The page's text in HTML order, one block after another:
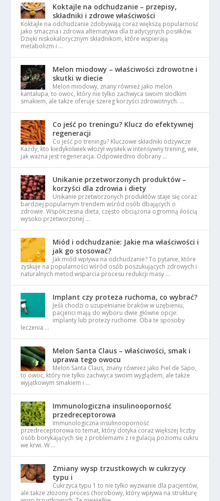
Koktajle na odchudzanie – przepisy,
składniki i zdrowe właściwości
Koktajle na odchudzanie zdobywają coraz większą popularność
jako smaczna i zdrowa alternatywa dla tradycyjnych posiłków.
Dzięki niskokalorycznym składnikom, które wspierają
metabolizm i …
Melon miodowy – właściwości zdrowotne i
skutki w diecie
Melon miodowy, znany również jako melon
kantalupa, to owoc, który nie tylko zachwyca swoim słodkim
smakiem, ale także oferuje szereg korzyści zdrowotnych. …
Co jeść po treningu? Klucz do efektywnej
regeneracji
Co jeść po treningu? Kluczowe składniki odżywcze
Każdy, kto kiedykolwiek włożył wysiłek w intensywny trening, wie,
jak ważna jest regeneracja. Odpowiednio dobrany …
Unikanie przetworzonych produktów –
korzyści dla zdrowia i diety
Unikanie przetworzonych produktów staje się coraz
bardziej popularnym trendem wśród osób dbających o
zdrowie. Współczesna dieta, często obciążona ogromną ilością
wysoko przetworzonej …
Miód i odchudzanie: Jakie ma właściwości i
jak go stosować?
Jak miód wpływa na odchudzanie? To pytanie, które
zyskuje na popularności wśród osób poszukujących zdrowych i
naturalnych metod wsparcia procesu redukcji masy …
Implant czy proteza ruchoma, co wybrać?
Jeśli chodzi o uzupełnianie braków w uzębieniu,
pacjenci mają do wyboru dwie główne opcje:
implanty lub protezy ruchome. Oba te sposoby
leczenia …
Melon Santa Claus – właściwości, smak i
uprawa tego owocu
Melon Santa Claus, znany również jako Piel de Sapo,
to owoc, który nie tylko zachwyca swoim wyglądem, ale także
wyjątkowym smakiem i …
Immunologiczna insulinooporność
przedreceptorowa
Immunologiczna insulinooporność
przedreceptorowa to temat, który dotyka coraz większej liczby
osób borykających się z problemami z regulacją poziomu cukru
we krwi. W …
Zmiany wysp trzustkowych w cukrzycy
typu i
Cukrzyca typu 1 to nie tylko wyzwanie dla pacjentów,
ale także złożony proces chorobowy, który wpływa na strukturę